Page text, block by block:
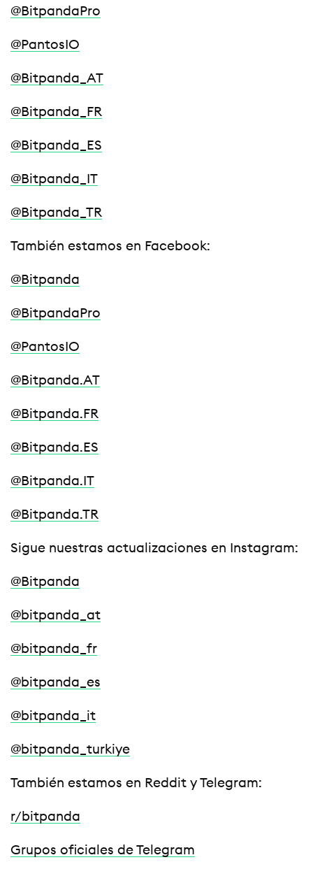
@BitpandaPro
@PantosIO
@Bitpanda_AT
@Bitpanda_FR
@Bitpanda_ES
@Bitpanda_IT
@Bitpanda_TR
También estamos en Facebook:
@Bitpanda
@BitpandaPro
@PantosIO
@Bitpanda.AT
@Bitpanda.FR
@Bitpanda.ES
@Bitpanda.IT
@Bitpanda.TR
Sigue nuestras actualizaciones en Instagram:
@Bitpanda
@bitpanda_at
@bitpanda_fr
@bitpanda_es
@bitpanda_it
@bitpanda_turkiye
También estamos en Reddit y Telegram:
r/bitpanda
Grupos oficiales de Telegram